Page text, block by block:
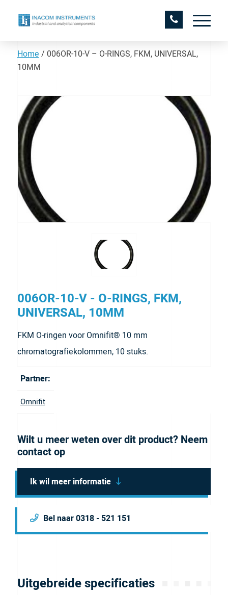
Home / 006OR-10-V – O-RINGS, FKM, UNIVERSAL,
10MM
006OR-10-V - O-RINGS, FKM,
UNIVERSAL, 10MM
FKM O-ringen voor Omnifit® 10 mm
chromatografiekolommen, 10 stuks.
Partner:
Omnifit
Wilt u meer weten over dit product? Neem
contact op
Ik wil meer informatie
Bel naar 0318 - 521 151
Uitgebreide specificaties